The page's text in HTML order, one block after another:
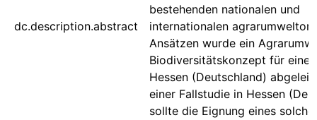
dc.description.abstract
bestehenden nationalen und
internationalen
Ansätzen wurde ein
Biodiversitätskonzept für eine
Hessen (Deutschland)
einer Fallstudie in Hessen
sollte die Eignung eines